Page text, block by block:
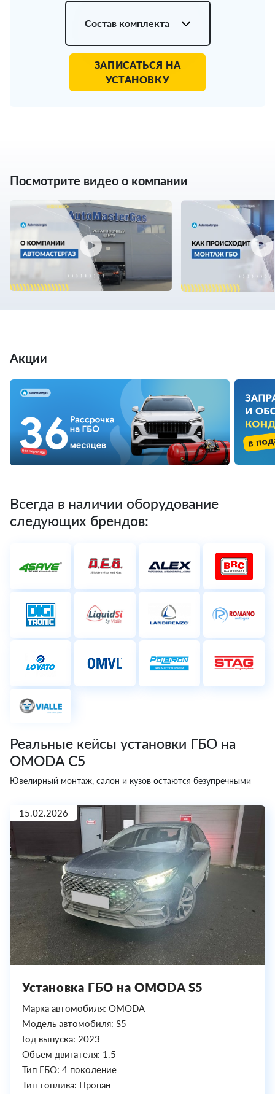
Состав комплекта
ЗАПИСАТЬСЯ НА
УСТАНОВКУ
Посмотрите видео о компании
Акции
Всегда в наличии оборудование
следующих брендов:
Реальные кейсы установки ГБО на
OMODA C5
Ювелирный монтаж, салон и кузов остаются безупречными
15.02.2026
Установка ГБО на OMODA S5
Марка автомобиля: OMODA
Модель автомобиля: S5
Год выпуска: 2023
Объем двигателя: 1.5
Тип ГБО: 4 поколение
Тип топлива: Пропан